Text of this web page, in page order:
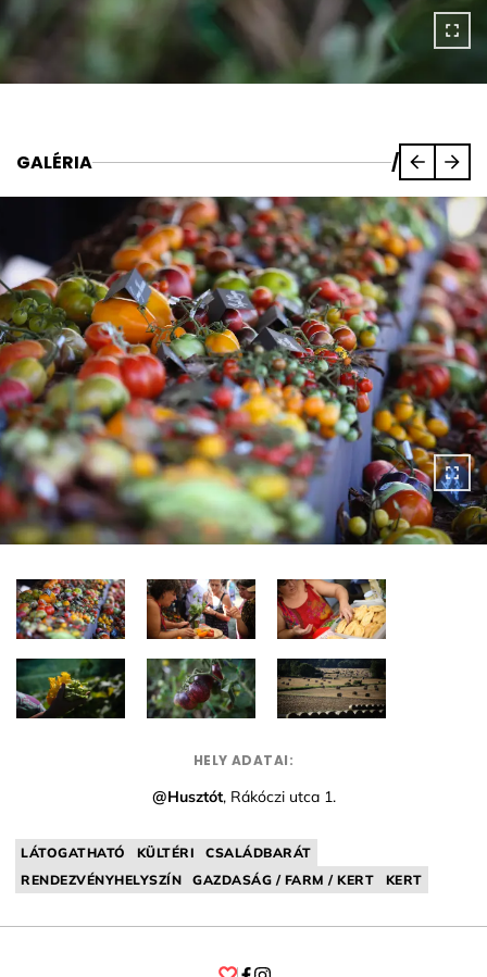
GALÉRIA /
HELY ADATAI:
@Husztót, Rákóczi utca 1.
LÁTOGATHATÓ KÜLTÉRI
CSALÁDBARÁT
RENDEZVÉNYHELYSZÍN
GAZDASÁG / FARM / KERT KERT